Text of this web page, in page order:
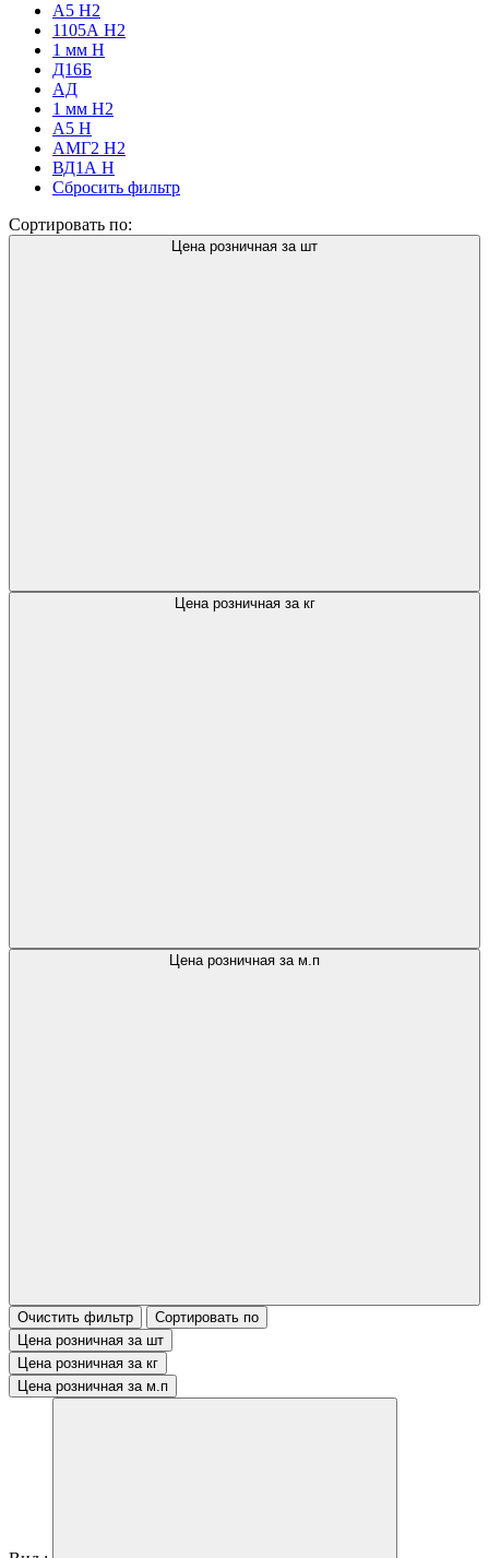
А5 Н2
1105А Н2
1 мм H
Д16Б
АД
1 мм Н2
А5 Н
АМГ2 Н2
ВД1А Н
Сбросить фильтр
Сортировать по:
Цена розничная за шт
Цена розничная за кг
Цена розничная за м.п
Очистить фильтр
Сортировать по
Цена розничная за шт
Цена розничная за кг
Цена розничная за м.п